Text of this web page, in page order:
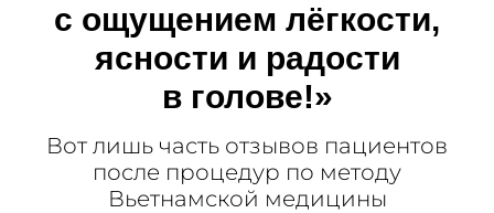
с ощущением лёгкости,
ясности и радости
в голове!»
Вот лишь часть отзывов пациентов
после процедур по методу
Вьетнамской медицины